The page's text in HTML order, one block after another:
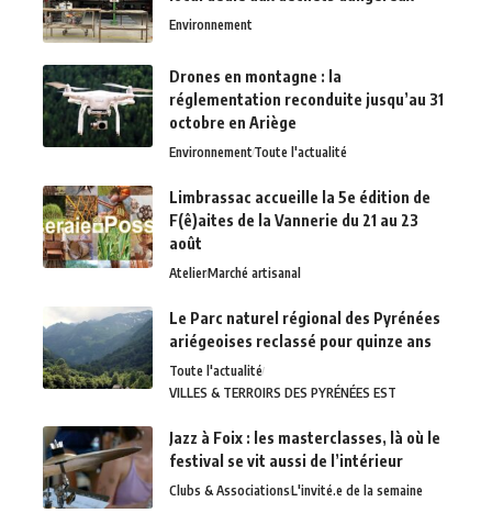
Environnement
Drones en montagne : la
réglementation reconduite jusqu’au 31
octobre en Ariège
EnvironnementToute l'actualité
Limbrassac accueille la 5e édition de
F(ê)aites de la Vannerie du 21 au 23
août
AtelierMarché artisanal
Le Parc naturel régional des Pyrénées
ariégeoises reclassé pour quinze ans
Toute l'actualité
VILLES & TERROIRS DES PYRÉNÉES EST
Jazz à Foix : les masterclasses, là où le
festival se vit aussi de l’intérieur
Clubs & AssociationsL'invité.e de la semaine